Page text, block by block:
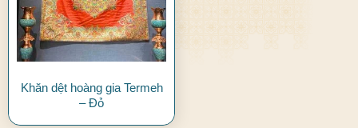
Khăn dệt hoàng gia Termeh
– Đỏ